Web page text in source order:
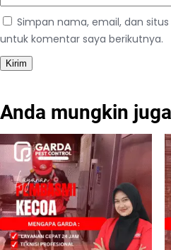
Simpan nama, email, dan
untuk komentar saya berikutnya.
Anda mungkin